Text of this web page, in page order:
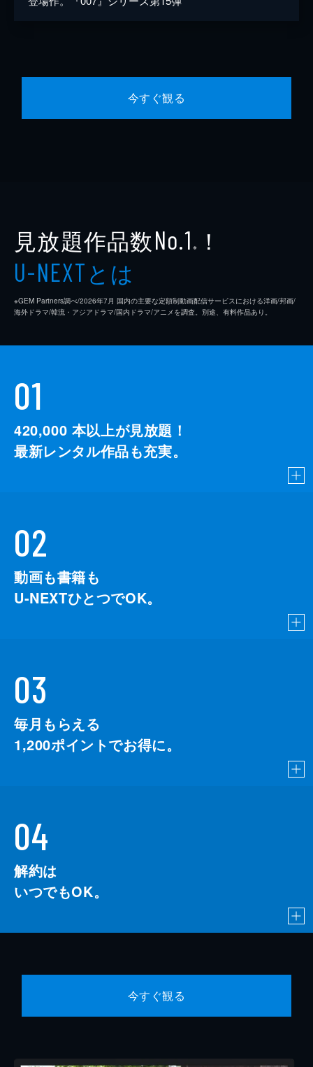
今すぐ観る
見放題作品数No.1 ※ ！
U-NEXTとは
※GEM Partners調べ/2026年7⽉ 国内の主要な定額制動画配信サービスにおける洋画/邦画/
海外ドラマ/韓流・アジアドラマ/国内ドラマ/アニメを調査。別途、有料作品あり。
01
420,000 本以上が見放題！
最新レンタル作品も充実。
02
動画も書籍も
U-NEXTひとつでOK。
03
毎月もらえる
1,200ポイントでお得に。
04
解約は
いつでもOK。
今すぐ観る